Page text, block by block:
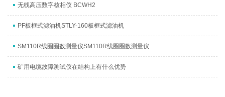
无线高压数字核相仪 BCWH2
PF板框式滤油机STLY-160板框式滤油机
SM110R线圈圈数测量仪SM110R线圈圈数测量仪
矿用电缆故障测试仪在结构上有什么优势